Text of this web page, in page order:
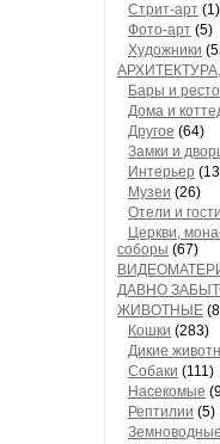
Стрит-арт (1)
Фото-арт (5)
Художники
Бары и
Дома и
Другое (64)
Замки и
Интерьер
Музеи (26)
Отели и
Церкви,
соборы (67)
ДАВНО
ЖИВОТНЫЕ
Кошки (283)
Дикие
Собаки (111)
Насекомые
Рептилии (5)
Земноводные